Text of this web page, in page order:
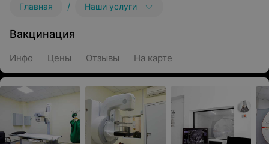
Главная / Наши услуги
Вакцинация
Инфо Цены Отзывы На карте